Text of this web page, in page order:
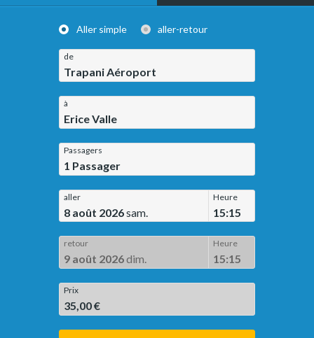
Aller simple aller-retour
de
Trapani Aéroport
à
Erice Valle
Passagers
1 Passager
aller
8 août 2026sam.
Heure
15:15
retour
9 août 2026dim.
Heure
15:15
Prix
35,00 €